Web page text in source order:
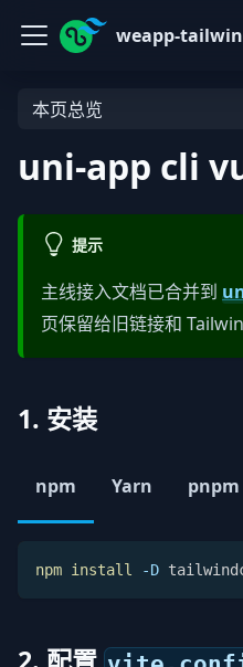
weapp-
本页总览
uni-app cli
提示
主线接入文档已合并到
页保留给旧链接和
1. 安装
npm Yarn pnpm
npm install -D